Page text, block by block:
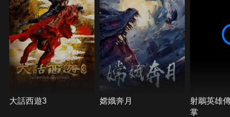
大話西遊3 嫦娥奔月
射鵰英雄
掌